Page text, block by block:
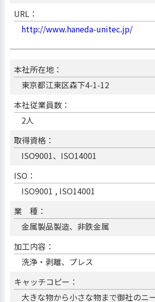
URL：
http://www.haneda-unitec.jp/
本社所在地：
東京都江東区森下4-1-12
本社従業員数：
2人
取得資格：
ISO9001、ISO14001
ISO：
ISO9001 , ISO14001
業 種：
金属製品製造、非鉄金属
加工内容：
洗浄・剥離、プレス
キャッチコピー：
大きな物から小さな物まで御社のニ